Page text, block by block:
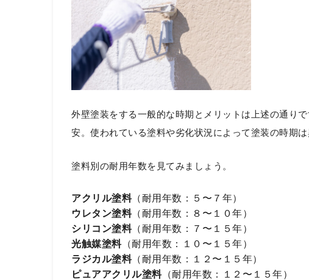
外壁塗装をする一般的な時期とメリットは上述の通り
安。使われている塗料や劣化状況によって塗装の時期は
塗料別の耐用年数を見てみましょう。
アクリル塗料（耐用年数：５〜７年）
ウレタン塗料（耐用年数：８〜１０年）
シリコン塗料（耐用年数：７〜１５年）
光触媒塗料（耐用年数：１０〜１５年）
ラジカル塗料（耐用年数：１２〜１５年）
ピュアアクリル塗料（耐用年数：１２〜１５年）